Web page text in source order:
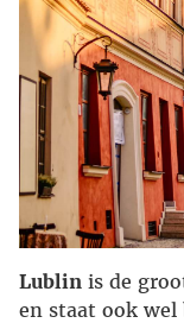
Lublin is de
en staat ook wel